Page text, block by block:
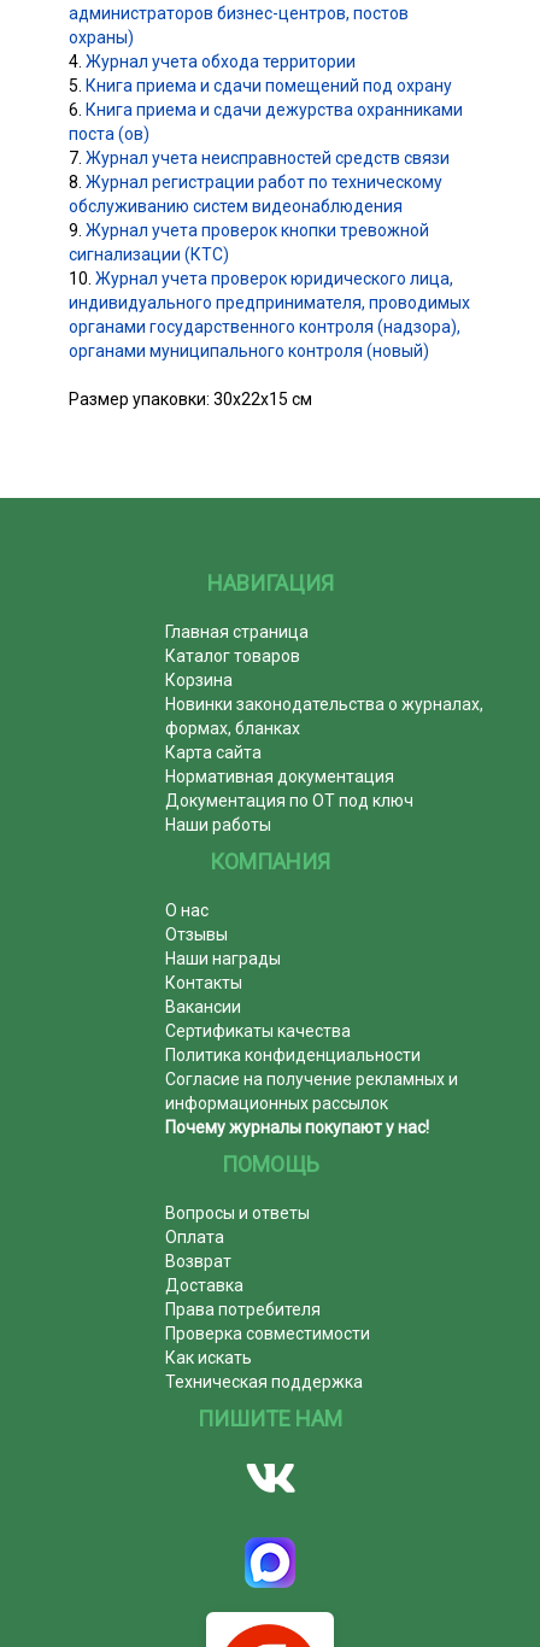
администраторов бизнес-центров, постов
охраны)
4. Журнал учета обхода территории
5. Книга приема и сдачи помещений под охрану
6. Книга приема и сдачи дежурства охранниками
поста (ов)
7. Журнал учета неисправностей средств связи
8. Журнал регистрации работ по техническому
обслуживанию систем видеонаблюдения
9. Журнал учета проверок кнопки тревожной
сигнализации (КТС)
10. Журнал учета проверок юридического лица,
индивидуального предпринимателя, проводимых
органами государственного контроля (надзора),
органами муниципального контроля (новый)
Размер упаковки: 30х22х15 см
НАВИГАЦИЯ
Главная страница
Каталог товаров
Корзина
Новинки законодательства о журналах,
формах, бланках
Карта сайта
Нормативная документация
Документация по ОТ под ключ
Наши работы
КОМПАНИЯ
О нас
Отзывы
Наши награды
Контакты
Вакансии
Сертификаты качества
Политика конфиденциальности
Согласие на получение рекламных и
информационных рассылок
Почему журналы покупают у нас!
ПОМОЩЬ
Вопросы и ответы
Оплата
Возврат
Доставка
Права потребителя
Проверка совместимости
Как искать
Техническая поддержка
ПИШИТЕ НАМ